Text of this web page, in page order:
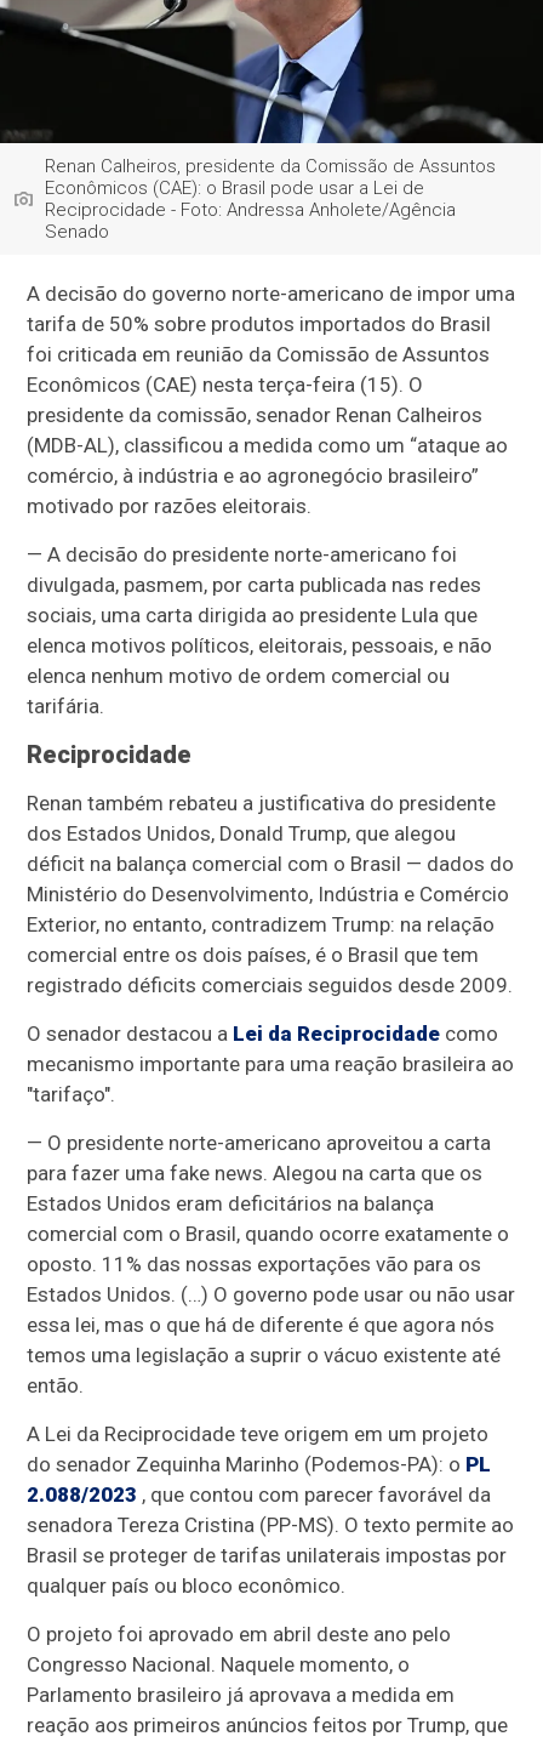
Renan Calheiros, presidente da Comissão de Assuntos
Econômicos (CAE): o Brasil pode usar a Lei de
Reciprocidade - Foto: Andressa Anholete/Agência
Senado
A decisão do governo norte-americano de impor uma
tarifa de 50% sobre produtos importados do Brasil
foi criticada em reunião da Comissão de Assuntos
Econômicos (CAE) nesta terça-feira (15). O
presidente da comissão, senador Renan Calheiros
(MDB-AL), classificou a medida como um “ataque ao
comércio, à indústria e ao agronegócio brasileiro”
motivado por razões eleitorais.
— A decisão do presidente norte-americano foi
divulgada, pasmem, por carta publicada nas redes
sociais, uma carta dirigida ao presidente Lula que
elenca motivos políticos, eleitorais, pessoais, e não
elenca nenhum motivo de ordem comercial ou
tarifária.
Reciprocidade
Renan também rebateu a justificativa do presidente
dos Estados Unidos, Donald Trump, que alegou
déficit na balança comercial com o Brasil — dados do
Ministério do Desenvolvimento, Indústria e Comércio
Exterior, no entanto, contradizem Trump: na relação
comercial entre os dois países, é o Brasil que tem
registrado déficits comerciais seguidos desde 2009.
O senador destacou a Lei da Reciprocidade como
mecanismo importante para uma reação brasileira ao
"tarifaço".
— O presidente norte-americano aproveitou a carta
para fazer uma fake news. Alegou na carta que os
Estados Unidos eram deficitários na balança
comercial com o Brasil, quando ocorre exatamente o
oposto. 11% das nossas exportações vão para os
Estados Unidos. (…) O governo pode usar ou não usar
essa lei, mas o que há de diferente é que agora nós
temos uma legislação a suprir o vácuo existente até
então.
A Lei da Reciprocidade teve origem em um projeto
do senador Zequinha Marinho (Podemos-PA): o PL
2.088/2023 , que contou com parecer favorável da
senadora Tereza Cristina (PP-MS). O texto permite ao
Brasil se proteger de tarifas unilaterais impostas por
qualquer país ou bloco econômico.
O projeto foi aprovado em abril deste ano pelo
Congresso Nacional. Naquele momento, o
Parlamento brasileiro já aprovava a medida em
reação aos primeiros anúncios feitos por Trump, que